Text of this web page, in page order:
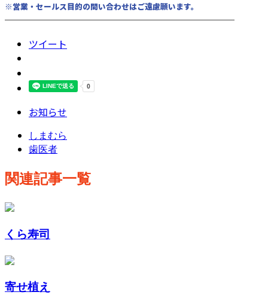
※営業・セールス目的の問い合わせはご遠慮願います。
────────────────────────
ツイート
お知らせ
しまむら
歯医者
関連記事一覧
くら寿司
寄せ植え